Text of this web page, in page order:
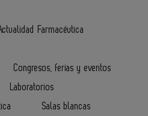
Farmacéutica
Congresos, ferias y eventos
Laboratorios
Salas blancas